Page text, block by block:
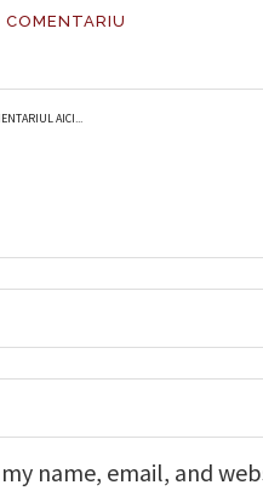
COMENTARIU
my name, email, and